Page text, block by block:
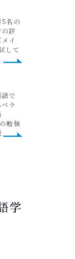
5名の
の評
イ
して
で
ペラ
勉強
学